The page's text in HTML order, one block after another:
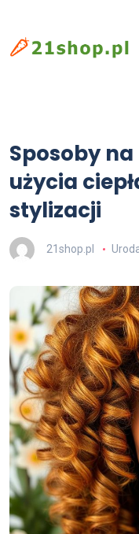
Sposoby
użycia
stylizacji
21shop.pl